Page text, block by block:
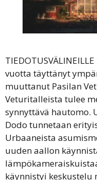
vuotta täyttänyt
muuttanut Pasilan
Veturitalleista tulee
synnyttävä hautomo.
Dodo tunnetaan
Urbaaneista
uuden aallon
käynnistyi